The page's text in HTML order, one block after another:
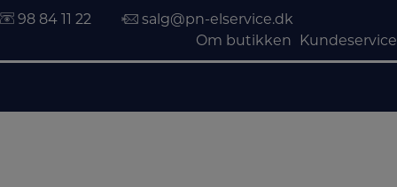
98 84 11 22
salg@pn-elservice.dk
Om butikken
Kundeservice